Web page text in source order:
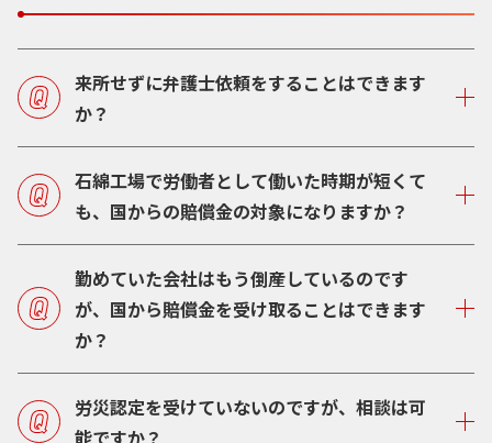
来所せずに弁護士依頼をすることはできます
か？
石綿工場で労働者として働いた時期が短くて
も、国からの賠償金の対象になりますか？
勤めていた会社はもう倒産しているのです
が、国から賠償金を受け取ることはできます
か？
労災認定を受けていないのですが、相談は可
能ですか？